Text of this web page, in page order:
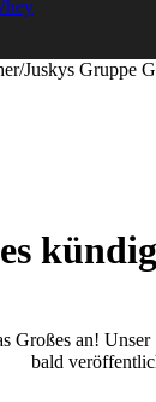
/Juskys Gruppe
Großes an!
bald